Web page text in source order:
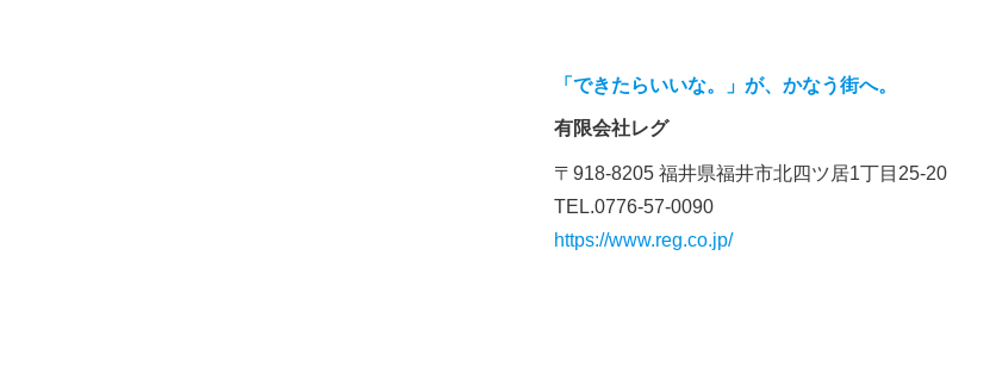
「できたらいいな。」が、かなう街へ。
有限会社レグ
〒918-8205 福井県福井市北四ツ居1丁目25-20
TEL.0776-57-0090
https://www.reg.co.jp/